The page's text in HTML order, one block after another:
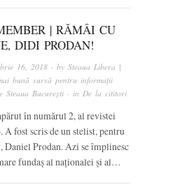
| RĂMÂI CU
DIDI PRODAN!
16, 2018 · bySteaua Libera |
bună sursă pentru informații
Steaua București · inDe la cititori
în numărul 2, al revistei
A fost scris de un stelist, pentru
Daniel Prodan. Azi se împlinesc
fundaș al naționalei și al…